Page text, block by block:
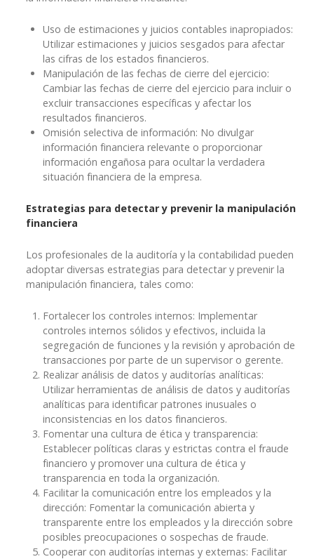
Uso de estimaciones y juicios contables inapropiados:
Utilizar estimaciones y juicios sesgados para afectar
las cifras de los estados financieros.
Manipulación de las fechas de cierre del ejercicio:
Cambiar las fechas de cierre del ejercicio para incluir o
excluir transacciones específicas y afectar los
resultados financieros.
Omisión selectiva de información: No divulgar
información financiera relevante o proporcionar
información engañosa para ocultar la verdadera
situación financiera de la empresa.
Estrategias para detectar y prevenir la manipulación
financiera
Los profesionales de la auditoría y la contabilidad pueden
adoptar diversas estrategias para detectar y prevenir la
manipulación financiera, tales como:
Fortalecer los controles internos: Implementar
controles internos sólidos y efectivos, incluida la
segregación de funciones y la revisión y aprobación de
transacciones por parte de un supervisor o gerente.
Realizar análisis de datos y auditorías analíticas:
Utilizar herramientas de análisis de datos y auditorías
analíticas para identificar patrones inusuales o
inconsistencias en los datos financieros.
Fomentar una cultura de ética y transparencia:
Establecer políticas claras y estrictas contra el fraude
financiero y promover una cultura de ética y
transparencia en toda la organización.
Facilitar la comunicación entre los empleados y la
dirección: Fomentar la comunicación abierta y
transparente entre los empleados y la dirección sobre
posibles preocupaciones o sospechas de fraude.
Cooperar con auditorías internas y externas: Facilitar